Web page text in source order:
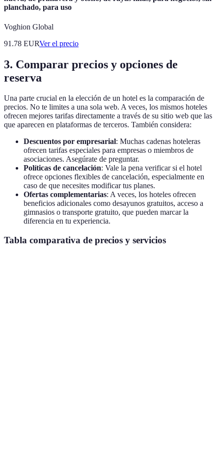
planchado, para uso
Voghion Global
91.78 EURVer el precio
3. Comparar precios y opciones de
reserva
Una parte crucial en la elección de un hotel es la comparación de
precios. No te limites a una sola web. A veces, los mismos hoteles
ofrecen mejores tarifas directamente a través de su sitio web que las
que aparecen en plataformas de terceros. También considera:
Descuentos por empresarial: Muchas cadenas hoteleras
ofrecen tarifas especiales para empresas o miembros de
asociaciones. Asegúrate de preguntar.
Políticas de cancelación: Vale la pena verificar si el hotel
ofrece opciones flexibles de cancelación, especialmente en
caso de que necesites modificar tus planes.
Ofertas complementarias: A veces, los hoteles ofrecen
beneficios adicionales como desayunos gratuitos, acceso a
gimnasios o transporte gratuito, que pueden marcar la
diferencia en tu experiencia.
Tabla comparativa de precios y servicios